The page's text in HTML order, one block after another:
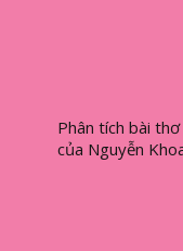
Phân tích bài
của Nguyễn